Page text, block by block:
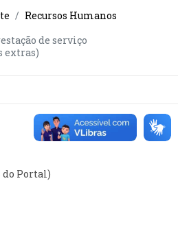
Recursos Humanos
de serviço
extras)
do Portal)